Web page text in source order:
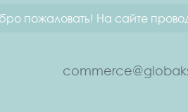
пожаловать! На сайте